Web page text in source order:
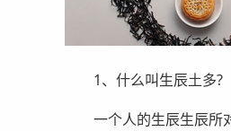
1、什么叫生辰土多?
一个人的生辰生辰所对